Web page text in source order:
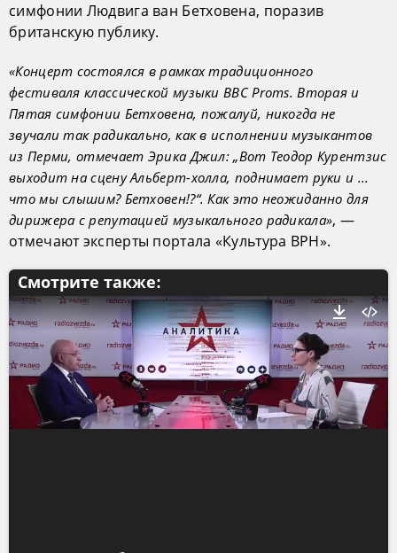
симфонии Людвига ван Бетховена, поразив
британскую публику.
«Концерт состоялся в рамках традиционного
фестиваля классической музыки BBC Proms. Вторая и
Пятая симфонии Бетховена, пожалуй, никогда не
звучали так радикально, как в исполнении музыкантов
из Перми, отмечает Эрика Джил: „Вот Теодор Курентзис
выходит на сцену Альберт-холла, поднимает руки и ...
что мы слышим? Бетховен!?“. Как это неожиданно для
дирижера с репутацией музыкального радикала», —
отмечают эксперты портала «Культура ВРН».
Смотрите также: